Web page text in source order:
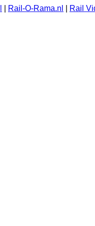
Rail-O-Rama.nl Rail